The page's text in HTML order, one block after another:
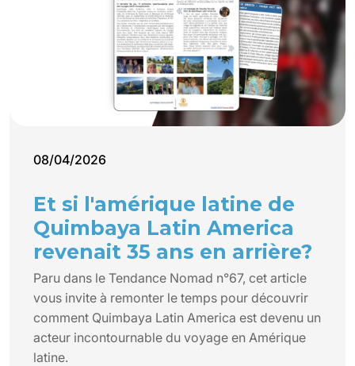
08/04/2026
Et si l'amérique latine de
Quimbaya Latin America
revenait 35 ans en arrière?
Paru dans le Tendance Nomad n°67, cet article
vous invite à remonter le temps pour découvrir
comment Quimbaya Latin America est devenu un
acteur incontournable du voyage en Amérique
latine.